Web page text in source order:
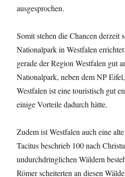
ausgesprochen.
Somit stehen die Chancen derzeit
Nationalpark in Westfalen
gerade der Region Westfalen gut
Nationalpark, neben dem NP
Westfalen ist eine touristisch gut
einige Vorteile dadurch hätte.
Zudem ist Westfalen auch eine
Tacitus beschrieb 100 nach
undurchdringlichen Wäldern
Römer scheiterten an diesen